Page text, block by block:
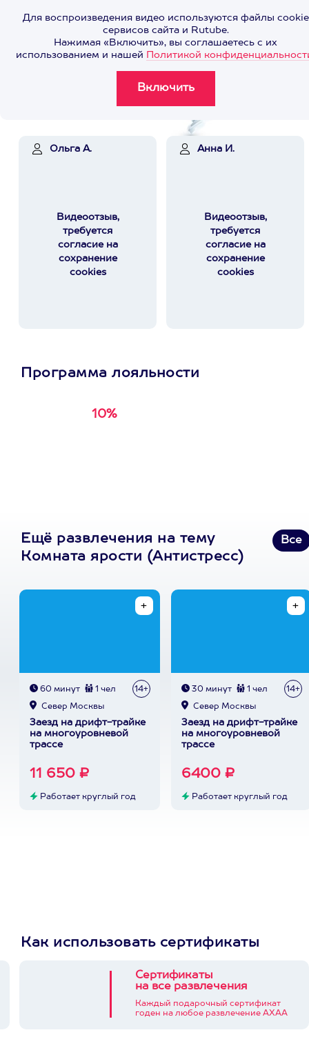
Для воспроизведения видео используются файлы cookie
сервисов сайта и Rutube.
Нажимая «Включить», вы соглашаетесь с их
использованием и нашей Политикой
Ольга А.
Видеоотзыв,
требуется
согласие на
сохранение
cookies
Анна И.
Видеоотзыв,
требуется
согласие на
сохранение
cookies
Программа лояльности
10%
Ещё развлечения на тему
Комната ярости (Антистресс)
Все
60 минут 1 чел 14+
Север Москвы
Заезд на дрифт-трайке
на многоуровневой
трассе
11 650 ₽
Работает круглый год
30 минут 1 чел 14+
Север Москвы
Заезд на дрифт-трайке
на многоуровневой
трассе
6400 ₽
Работает круглый год
Как использовать сертификаты
Сертификаты
на все развлечения
Каждый подарочный сертификат
годен на любое развлечение АХАА